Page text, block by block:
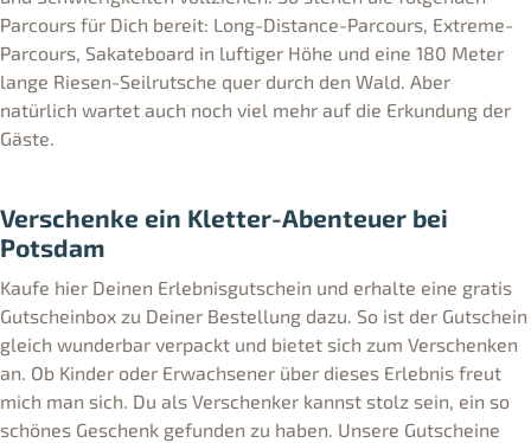
Parcours für Dich bereit: Long-Distance-Parcours, Extreme-
Parcours, Sakateboard in luftiger Höhe und eine 180 Meter
lange Riesen-Seilrutsche quer durch den Wald. Aber
natürlich wartet auch noch viel mehr auf die Erkundung der
Gäste.
Verschenke ein Kletter-Abenteuer bei
Potsdam
Kaufe hier Deinen Erlebnisgutschein und erhalte eine gratis
Gutscheinbox zu Deiner Bestellung dazu. So ist der Gutschein
gleich wunderbar verpackt und bietet sich zum Verschenken
an. Ob Kinder oder Erwachsener über dieses Erlebnis freut
mich man sich. Du als Verschenker kannst stolz sein, ein so
schönes Geschenk gefunden zu haben. Unsere Gutscheine